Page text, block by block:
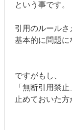
という事です。
引用のルールさ
基本的に問題に
ですがもし、
「無断引用禁
止めておいた方